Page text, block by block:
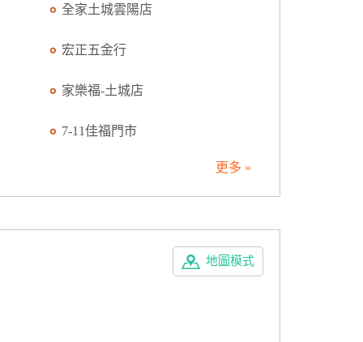
全家土城雲陽店
宏正五金行
家樂福-土城店
7-11佳福門市
更多 »
地圖模式